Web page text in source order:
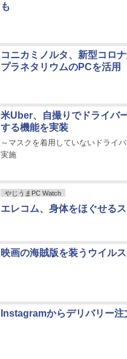
も
コニカミノルタ、新型コロ
プラネタリウムのPCを活用
米Uber、自撮りでドライバ
する機能を実装
～マスクを着用していないドライ
実施
やじうまPC Watch
エレコム、身体をほぐせる
映画の海賊版を装うウイル
Instagramからデリバリー